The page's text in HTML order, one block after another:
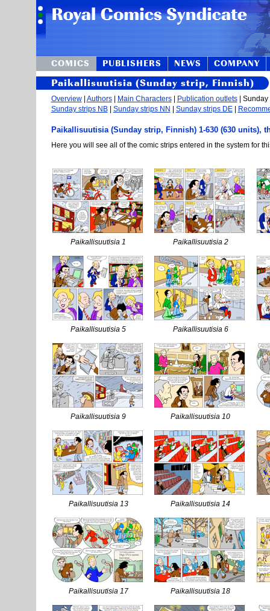
COMICS PUBLISHERS NEWS COMPANY
Paikallisuutisia (Sunday strip, Finnish)
Overview| Authors| Main Characters| Publication outlets| Sunday
Sunday strips NB| Sunday strips NN Sunday strips DE|
Paikallisuutisia (Sunday strip, Finnish) 1-630 (630 units),
Here you will see all of the comic strips entered in the system for
Paikallisuutisia 1 Paikallisuutisia 2
Paikallisuutisia 5 Paikallisuutisia 6
Paikallisuutisia 9 Paikallisuutisia 10
Paikallisuutisia 13 Paikallisuutisia 14
Paikallisuutisia 17 Paikallisuutisia 18